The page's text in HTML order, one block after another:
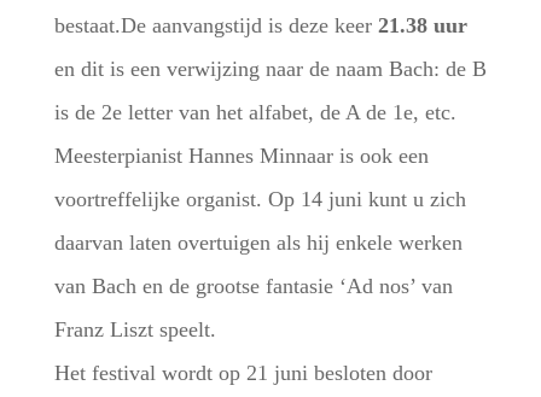
bestaat.De aanvangstijd is deze keer 21.38 uur
en dit is een verwijzing naar de naam Bach: de B
is de 2e letter van het alfabet, de A de 1e, etc.
Meesterpianist Hannes Minnaar is ook een
voortreffelijke organist. Op 14 juni kunt u zich
daarvan laten overtuigen als hij enkele werken
van Bach en de grootse fantasie ‘Ad nos’ van
Franz Liszt speelt.
Het festival wordt op 21 juni besloten door